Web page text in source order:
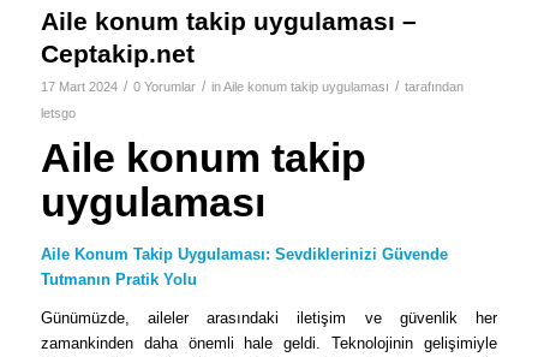
Aile konum takip uygulaması –
Ceptakip.net
17 Mart 2024 / 0 Yorumlar / inAile konum takip uygulaması / tarafından
letsgo
Aile konum takip
uygulaması
Aile Konum Takip Uygulaması: Sevdiklerinizi Güvende
Tutmanın Pratik Yolu
Günümüzde, aileler arasındaki iletişim ve güvenlik her
zamankinden daha önemli hale geldi. Teknolojinin gelişimiyle